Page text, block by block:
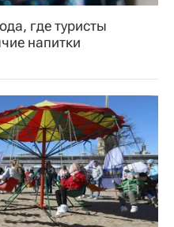
где туристы
напитки